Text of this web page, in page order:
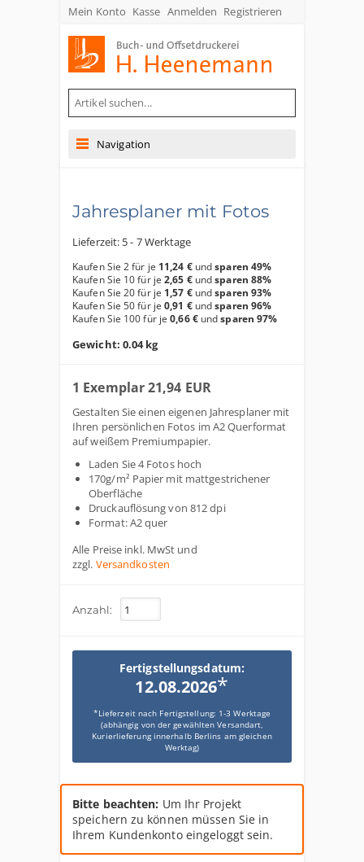
Mein Konto Kasse Anmelden Registrieren
Navigation
Jahresplaner mit Fotos
Lieferzeit: 5 - 7 Werktage
Kaufen Sie 2 für je 11,24 €undsparen 49%
Kaufen Sie 10 für je2,65 €undsparen 88%
Kaufen Sie 20 für je 1,57 €undsparen 93%
Kaufen Sie 50 für je0,91 €undsparen 96%
Kaufen Sie 100 für je0,66 €undsparen97%
Gewicht: 0.04 kg
1 Exemplar 21,94 EUR
Gestalten Sie einen eigenen Jahresplaner mit
Ihren persönlichen Fotos im A2 Querformat
auf weißem Premiumpapier.
Laden Sie 4 Fotos hoch
170g/m² Papier mit mattgestrichener
Oberfläche
Druckauflösung von 812 dpi
Format: A2 quer
Alle Preise inkl. MwSt und
zzgl. Versandkosten
Anzahl:
Fertigstellungsdatum:
12.08.2026*
*Lieferzeit nach Fertigstellung: 1-3 Werktage
(abhängig von der gewählten Versandart,
Kurierlieferung innerhalb Berlins am gleichen
Werktag)
Bitte beachten: Um Ihr Projekt
speichern zu können müssen Sie in
Ihrem Kundenkonto eingeloggt sein.